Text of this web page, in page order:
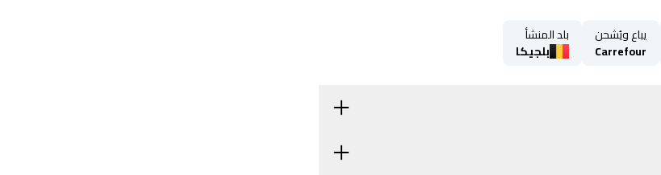
يباع ويُشحن
Carrefour
بلد المنشأ
بلجيكا